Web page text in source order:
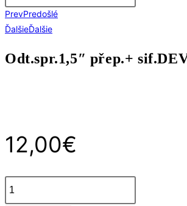
Odt.spr.1,5"
přep.+
I
PrevPredošlé
ĎalšieĎalšie
Odt.spr.1,5″ přep.+
12,00€